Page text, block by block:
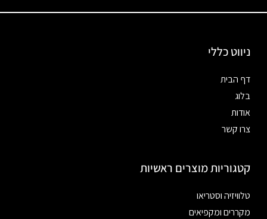
ניווט כללי
דף הבית
בלוג
אודות
צרו קשר
קטגוריות מוצרים ראשיות
טלוויזיה וסטריאו
מקררים ומקפיאים